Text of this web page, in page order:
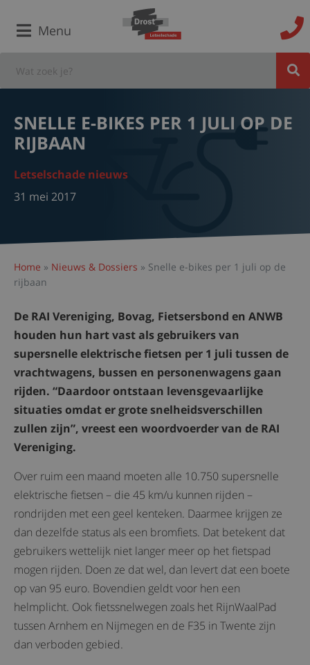
Menu
SNELLE E-BIKES PER 1 JULI OP DE
RIJBAAN
Letselschade nieuws
31 mei 2017
Home » Nieuws & Dossiers » Snelle e-bikes per 1 juli op de
rijbaan
De RAI Vereniging, Bovag, Fietsersbond en ANWB
houden hun hart vast als gebruikers van
supersnelle elektrische fietsen per 1 juli tussen de
vrachtwagens, bussen en personenwagens gaan
rijden. “Daardoor ontstaan levensgevaarlijke
situaties omdat er grote snelheidsverschillen
zullen zijn”, vreest een woordvoerder van de RAI
Vereniging.
Over ruim een maand moeten alle 10.750 supersnelle
elektrische fietsen – die 45 km/u kunnen rijden –
rondrijden met een geel kenteken. Daarmee krijgen ze
dan dezelfde status als een bromfiets. Dat betekent dat
gebruikers wettelijk niet langer meer op het fietspad
mogen rijden. Doen ze dat wel, dan levert dat een boete
op van 95 euro. Bovendien geldt voor hen een
helmplicht. Ook fietssnelwegen zoals het RijnWaalPad
tussen Arnhem en Nijmegen en de F35 in Twente zijn
dan verboden gebied.